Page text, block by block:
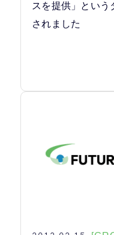
スを提供」という
されました